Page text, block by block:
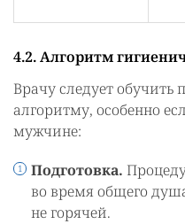
4.2. Алгоритм
Врачу следует
алгоритму, особенно
мужчине:
Подготовка.
во время общего
не горячей.